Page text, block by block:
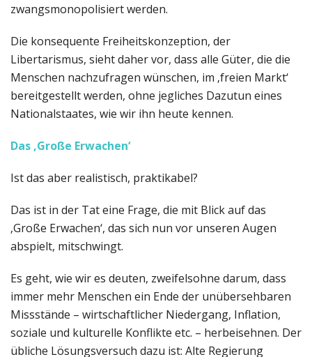
zwangsmonopolisiert werden.
Die konsequente Freiheitskonzeption, der
Libertarismus, sieht daher vor, dass alle Güter, die die
Menschen nachzufragen wünschen, im ‚freien Markt‘
bereitgestellt werden, ohne jegliches Dazutun eines
Nationalstaates, wie wir ihn heute kennen.
Das ‚Große Erwachen‘
Ist das aber realistisch, praktikabel?
Das ist in der Tat eine Frage, die mit Blick auf das
‚Große Erwachen‘, das sich nun vor unseren Augen
abspielt, mitschwingt.
Es geht, wie wir es deuten, zweifelsohne darum, dass
immer mehr Menschen ein Ende der unübersehbaren
Missstände – wirtschaftlicher Niedergang, Inflation,
soziale und kulturelle Konflikte etc. – herbeisehnen. Der
übliche Lösungsversuch dazu ist: Alte Regierung